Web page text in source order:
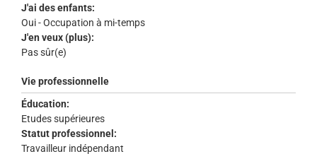
J'ai des enfants:
Oui - Occupation à mi-temps
J'en veux (plus):
Pas sûr(e)
Vie professionnelle
Éducation:
Etudes supérieures
Statut professionnel:
Travailleur indépendant